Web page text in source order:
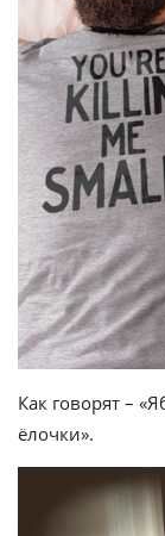
Как говорят –
ёлочки».